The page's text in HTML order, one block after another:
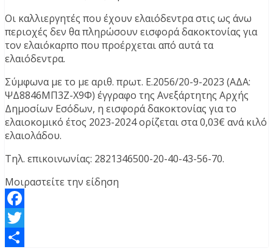
Οι καλλιεργητές που έχουν ελαιόδεντρα στις ως άνω
περιοχές δεν θα πληρώσουν εισφορά δακοκτονίας για
τον ελαιόκαρπο που προέρχεται από αυτά τα
ελαιόδεντρα.
Σύμφωνα με το με αριθ. πρωτ. Ε.2056/20-9-2023 (ΑΔΑ:
ΨΔ8846ΜΠ3Ζ-Χ9Φ) έγγραφο της Ανεξάρτητης Αρχής
Δημοσίων Εσόδων, η εισφορά δακοκτονίας για το
ελαιοκομικό έτος 2023-2024 ορίζεται στα 0,03€ ανά κιλό
ελαιολάδου.
Τηλ. επικοινωνίας: 2821346500-20-40-43-56-70.
Μοιραστείτε την είδηση
Facebook
Twitter